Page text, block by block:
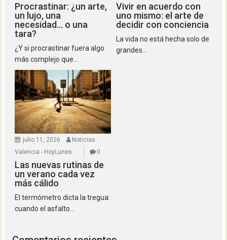
Procrastinar: ¿un arte,
un lujo, una
necesidad… o una
tara?
¿Y si procrastinar fuera algo
más complejo que...
Vivir en acuerdo con
uno mismo: el arte de
decidir con conciencia
La vida no está hecha solo de
grandes...
julio 11, 2026
Noticias
Valencia - HoyLunes
0
Las nuevas rutinas de
un verano cada vez
más cálido
El termómetro dicta la tregua:
cuando el asfalto...